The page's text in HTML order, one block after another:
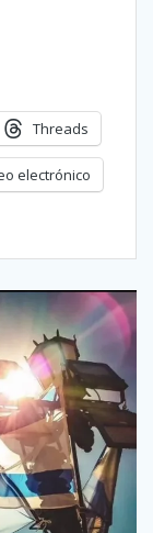
Threads
electrónico